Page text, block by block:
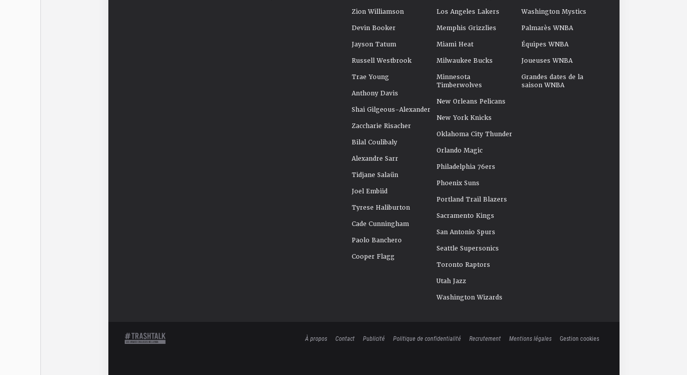
Zion Williamson
Devin Booker
Jayson Tatum
Russell Westbrook
Trae Young
Anthony Davis
Shai Gilgeous-Alexander
Zaccharie Risacher
Bilal Coulibaly
Alexandre Sarr
Tidjane Salaün
Joel Embiid
Tyrese Haliburton
Cade Cunningham
Paolo Banchero
Cooper Flagg
Los Angeles Lakers
Memphis Grizzlies
Miami Heat
Milwaukee Bucks
Minnesota
Timberwolves
New Orleans Pelicans
New York Knicks
Oklahoma City Thunder
Orlando Magic
Philadelphia 76ers
Phoenix Suns
Portland Trail Blazers
Sacramento Kings
San Antonio Spurs
Seattle Supersonics
Toronto Raptors
Utah Jazz
Washington Wizards
Washington Mystics
Palmarès WNBA
Équipes WNBA
Joueuses WNBA
Grandes dates de la
saison WNBA
À propos Contact Publicité Politique de confidentialité Recrutement Mentions légales Gestion cookies